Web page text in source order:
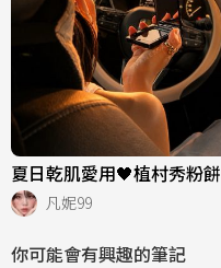
夏日乾肌愛用🖤植村秀粉餅
凡妮99
你可能會有興趣的筆記